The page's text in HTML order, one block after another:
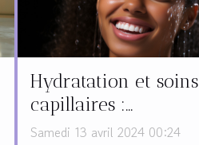
Hydratation et soins
capillaires :
l'importance de l'eau
Samedi 13 avril 2024 00:24